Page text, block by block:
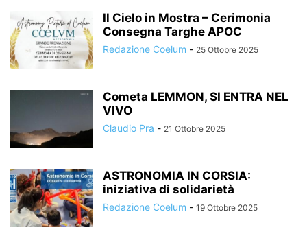
Il Cielo in Mostra – Cerimonia
Consegna Targhe APOC
Redazione Coelum - 25 Ottobre 2025
Cometa LEMMON, SI ENTRA NEL
VIVO
Claudio Pra - 21 Ottobre 2025
ASTRONOMIA IN CORSIA:
iniziativa di solidarietà
Redazione Coelum - 19 Ottobre 2025